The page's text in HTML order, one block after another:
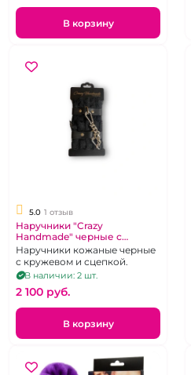
В корзину
5.0 1 отзыв
Наручники "Crazy
Handmade" черные с
кружевом
Наручники кожаные черные
с кружевом и сцепкой.
В наличии: 2 шт.
2 100 pуб.
В корзину